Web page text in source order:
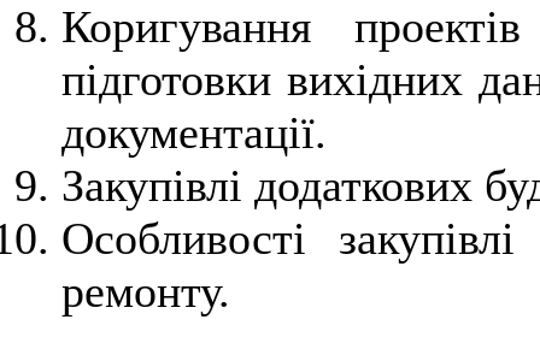
Коригування
підготовки вихідних
документації.
Закупівлі додаткових
Особливості
ремонту.